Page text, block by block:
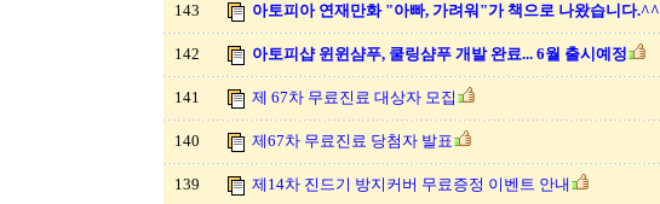
143 아토피아 연재만화 "아빠, 가려워"가 책으로 나왔습니다.^^
142 아토피샵 윈윈샴푸, 쿨링샴푸 개발 완료... 6월 출시예정
141 제 67차 무료진료 대상자 모집
140 제67차 무료진료 당첨자 발표
139 제14차 진드기 방지커버 무료증정 이벤트 안내